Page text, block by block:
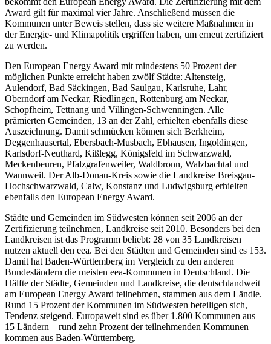
Award gilt für maximal vier Jahre. Anschließend müssen die
Kommunen unter Beweis stellen, dass sie weitere Maßnahmen in
der Energie- und Klimapolitik ergriffen haben, um erneut zertifiziert
zu werden.
Den European Energy Award mit mindestens 50 Prozent der
möglichen Punkte erreicht haben zwölf Städte: Altensteig,
Aulendorf, Bad Säckingen, Bad Saulgau, Karlsruhe, Lahr,
Oberndorf am Neckar, Riedlingen, Rottenburg am Neckar,
Schopfheim, Tettnang und Villingen-Schwenningen. Alle
prämierten Gemeinden, 13 an der Zahl, erhielten ebenfalls diese
Auszeichnung. Damit schmücken können sich Berkheim,
Deggenhausertal, Ebersbach-Musbach, Ebhausen, Ingoldingen,
Karlsdorf-Neuthard, Kißlegg, Königsfeld im Schwarzwald,
Meckenbeuren, Pfalzgrafenweiler, Waldbronn, Walzbachtal und
Wannweil. Der Alb-Donau-Kreis sowie die Landkreise Breisgau-
Hochschwarzwald, Calw, Konstanz und Ludwigsburg erhielten
ebenfalls den European Energy Award.
Städte und Gemeinden im Südwesten können seit 2006 an der
Zertifizierung teilnehmen, Landkreise seit 2010. Besonders bei den
Landkreisen ist das Programm beliebt: 28 von 35 Landkreisen
nutzen aktuell den eea. Bei den Städten und Gemeinden sind es 153.
Damit hat Baden-Württemberg im Vergleich zu den anderen
Bundesländern die meisten eea-Kommunen in Deutschland. Die
Hälfte der Städte, Gemeinden und Landkreise, die deutschlandweit
am European Energy Award teilnehmen, stammen aus dem Ländle.
Rund 15 Prozent der Kommunen im Südwesten beteiligen sich,
Tendenz steigend. Europaweit sind es über 1.800 Kommunen aus
15 Ländern – rund zehn Prozent der teilnehmenden Kommunen
kommen aus Baden-Württemberg.